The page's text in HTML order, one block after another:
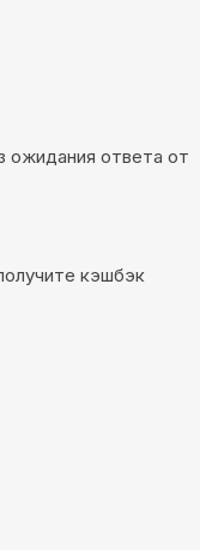
ожидания ответа от
кэшбэк